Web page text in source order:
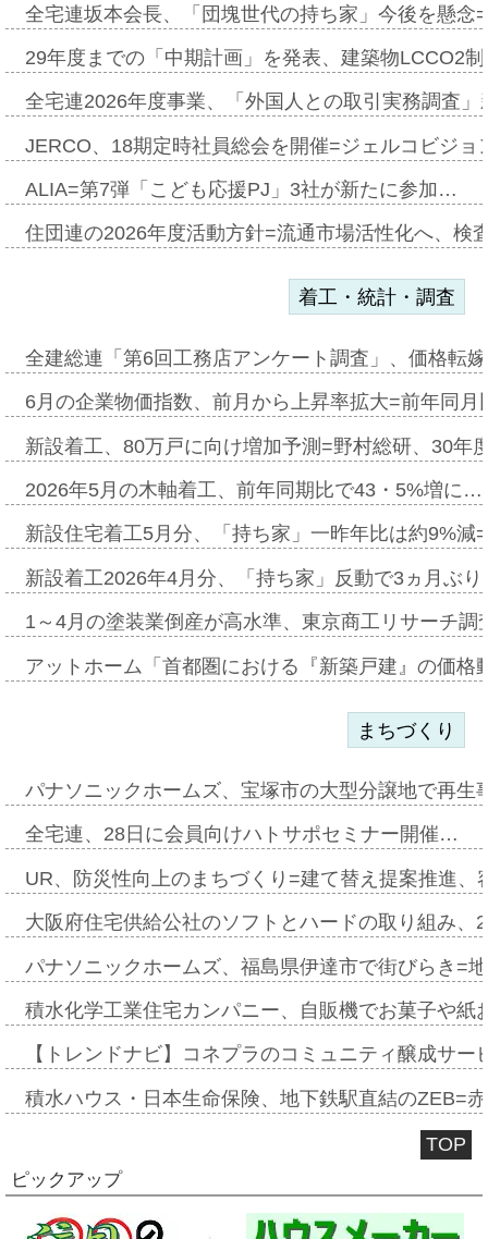
全宅連坂本会長、「団塊世代の持ち家」今後を懸
29年度までの「中期計画」を発表、建築物LCCO2
全宅連2026年度事業、「外国人との取引実務調査
JERCO、18期定時社員総会を開催=ジェルコビジ
ALIA=第7弾「こども応援PJ」3社が新たに参加…
住団連の2026年度活動方針=流通市場活性化へ、検
着工・統計・調査
全建総連「第6回工務店アンケート調査」、価格転
6月の企業物価指数、前月から上昇率拡大=前年同
新設着工、80万戸に向け増加予測=野村総研、30年
2026年5月の木軸着工、前年同期比で43・5%増に…
新設住宅着工5月分、「持ち家」一昨年比は約9%
新設着工2026年4月分、「持ち家」反動で3ヵ月ぶ
1～4月の塗装業倒産が高水準、東京商工リサーチ
アットホーム「首都圏における『新築戸建』の価
まちづくり
パナソニックホームズ、宝塚市の大型分譲地で再
全宅連、28日に会員向けハトサポセミナー開催…
UR、防災性向上のまちづくり=建て替え提案推進
大阪府住宅供給公社のソフトとハードの取り組み
パナソニックホームズ、福島県伊達市で街びらき=
積水化学工業住宅カンパニー、自販機でお菓子や
【トレンドナビ】コネプラのコミュニティ醸成サ
積水ハウス・日本生命保険、地下鉄駅直結のZEB=
TOP
ピックアップ